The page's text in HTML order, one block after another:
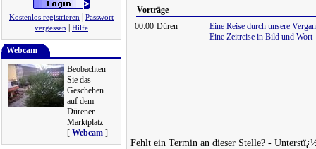
Kostenlos registrieren
Passwort
vergessen
Hilfe
Webcam
Beobachten
Sie das
Geschehen
auf dem
Dürener
Marktplatz
[ Webcam ]
Vorträge
00:00 Düren
Eine Reise durch unsere
Eine Zeitreise in Bild und Wort
Fehlt ein Termin an dieser Stelle? -